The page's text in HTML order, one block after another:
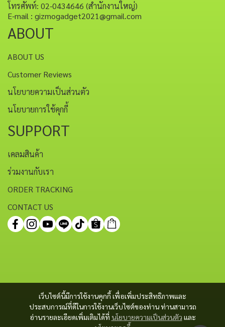
เว็บไซต์นี้มีการใช้งานคุกกี้ เพื่อเพิ่มประสิทธิภาพและ
ประสบการณ์ที่ดีในการใช้งานเว็บไซต์ของท่าน ท่านสามารถ
อ่านรายละเอียดเพิ่มเติมได้ที่ นโยบายความเป็นส่วนตัว และ
โทรศัพท์: 02-0434646 (สำนักงานใหญ่)
E-mail : gizmogadget2021@gmail.com
ABOUT
ABOUT US
Customer Reviews
นโยบายความเป็นส่วนตัว
นโยบายการใช้คุกกี้
SUPPORT
เคลมสินค้า
ร่วมงานกับเรา
ORDER TRACKING
CONTACT US